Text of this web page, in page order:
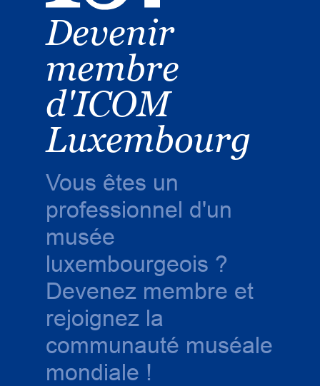
Devenir
membre
d'ICOM
Luxembourg
Vous êtes un
professionnel d'un
musée
luxembourgeois ?
Devenez membre et
rejoignez la
communauté muséale
mondiale !